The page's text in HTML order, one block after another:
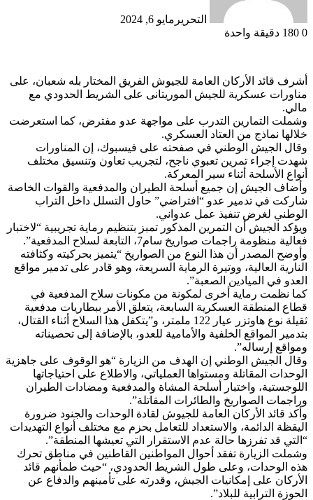
التحرير مايو 6, 2024
0
دقيقة واحدة
أشرف قائد الأركان العامة للجيوش الفريق المختار بله شعبان، على
مناورات عسكرية للجيش الموريتانى على الشريط الحدودي مع
مالي.
وشملت التمارين التدرب على مواجهة عدو مفترض، كما استعرضت
خلالها نماذج من العتاد العسكري.
وقال الجيش الوطني في صفحته على فيسبوك، إن المناورات
شهدت إجراء تمرين تعبوي ناجح، لتجريب تعاون وتنسيق مختلف
أنواع الأسلحة أثناء سير المعركة.
وأضاف الجيش إن جميع أسلحة الطيران والمدفعية والقوات الخاصة
شاركت في تدمير عدو “افتراضي” حاول التسلل داخل التراب
الوطني لغرض تنفيذ عمل عدواني.
ويؤكد الجيش أن التمرين المذكور تمبز بتنظيم رماية تجريبية “لاختبار
فعالية منظومة راجمات صواريخ سام7، التابعة لسلاح المدفعية”.
وأوضح المصدر أن هذا النوع من الصواريخ “يتميز بحركيته وكثافته
النارية العالية، ووتيرة الرماية السريعة، وهو قادر على تدمير مواقع
العدو في الميادين الصعبة”.
كما نظمت رماية أخرى لمكونة من مكونات سلاح المدفعية في
قطاع المنطقة العسكرية السابعة، يتعلق الأمر ببطاريات مدفعية
ثقيلة نوع هاوتزر عيار 122 ملمتر، و”يتكفل هذا السلاح أثناء القتال،
بتدمير المواقع الخلفية والأمامية للعدو، بالإضافة إلى تحصيناته
ومواقع إرساله”.
وقال الجيش الوطني إن الهدف من الزيارة “هو الوقوف على جاهزية
الوحدات المقاتلة ومستواها العملياتي، والاطلاع على احتياجاتها
اللوجستية، واختبار أسلحة المشاة والمدفعية ومضادات الطيران
وراجمات الصواريخ والطائرات المقاتلة”.
وأكد قائد الأركان العامة للجيوش لقادة الوحدات والجنود ضرورة
اليقظة الدائمة، والاستعداد للتعامل بحزم مع مختلف أنواع التهديدات
“التي قد تفرزها حالة عدم الاستقرار التي تعيشها المنطقة”.
وشملت الزيارة تفقد أحوال المواطنين القاطنين في مناطق تحرك
هذه الوحدات، وعلى طول الشريط الحدودي، “حيث طمأنهم قائد
الأركان على إمكانيات الجيش، وقدرته على تأمينهم والدفاع عن
الحوزة الترابية للبلاد”.